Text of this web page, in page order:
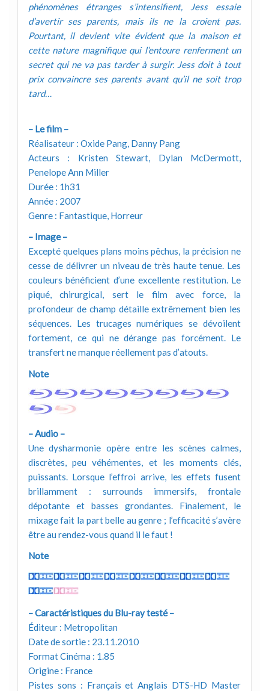
phénomènes étranges s’intensifient, Jess essaie
d’avertir ses parents, mais ils ne la croient pas.
Pourtant, il devient vite évident que la maison et
cette nature magnifique qui l’entoure renferment un
secret qui ne va pas tarder à surgir. Jess doit à tout
prix convaincre ses parents avant qu’il ne soit trop
tard…
– Le film –
Réalisateur : Oxide Pang, Danny Pang
Acteurs : Kristen Stewart, Dylan McDermott,
Penelope Ann Miller
Durée : 1h31
Année : 2007
Genre : Fantastique, Horreur
– Image –
Excepté quelques plans moins pêchus, la précision ne
cesse de délivrer un niveau de très haute tenue. Les
couleurs bénéficient d’une excellente restitution. Le
piqué, chirurgical, sert le film avec force, la
profondeur de champ détaille extrêmement bien les
séquences. Les trucages numériques se dévoilent
fortement, ce qui ne dérange pas forcément. Le
transfert ne manque réellement pas d’atouts.
Note
– Audio –
Une dysharmonie opère entre les scènes calmes,
discrètes, peu véhémentes, et les moments clés,
puissants. Lorsque l’effroi arrive, les effets fusent
brillamment : surrounds immersifs, frontale
dépotante et basses grondantes. Finalement, le
mixage fait la part belle au genre ; l’efficacité s’avère
être au rendez-vous quand il le faut !
Note
– Caractéristiques du Blu-ray testé –
Éditeur : Metropolitan
Date de sortie : 23.11.2010
Format Cinéma : 1.85
Origine : France
Pistes sons : Français et Anglais DTS-HD Master